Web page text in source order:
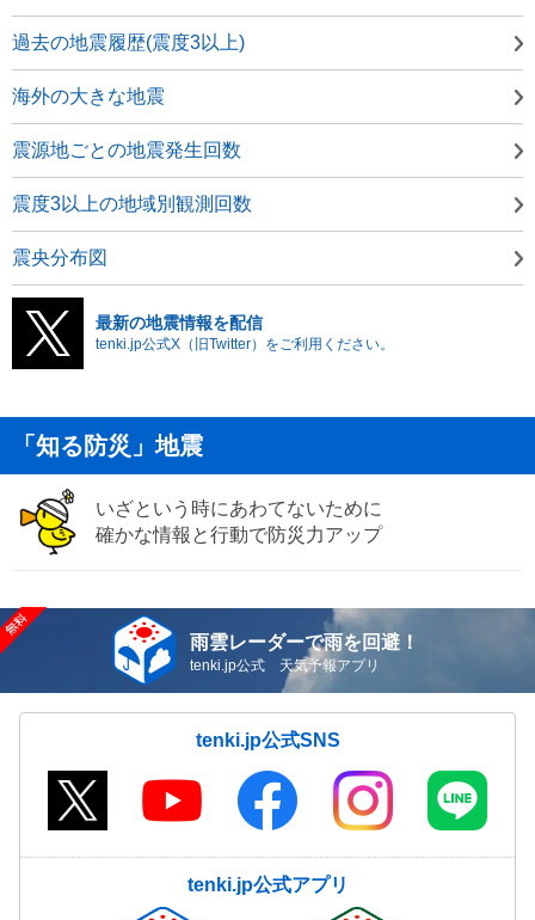
過去の地震履歴(震度3以上)
海外の大きな地震
震源地ごとの地震発生回数
震度3以上の地域別観測回数
震央分布図
最新の地震情報を配信
tenki.jp公式X（旧Twitter）をご利用ください。
「知る防災」地震
いざという時にあわてないために
確かな情報と行動で防災力アップ
雨雲レーダーで雨を回避！
tenki.jp公式 天気予報アプリ
tenki.jp公式SNS
tenki.jp公式アプリ